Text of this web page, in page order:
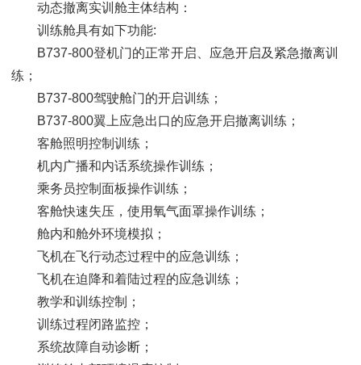
动态撤离实训舱主体结构：
训练舱具有如下功能:
B737-800登机门的正常开启、应急开启及紧急撤离训
练；
B737-800驾驶舱门的开启训练；
B737-800翼上应急出口的应急开启撤离训练；
客舱照明控制训练；
机内广播和内话系统操作训练；
乘务员控制面板操作训练；
客舱快速失压，使用氧气面罩操作训练；
舱内和舱外环境模拟；
飞机在飞行动态过程中的应急训练；
飞机在迫降和着陆过程的应急训练；
教学和训练控制；
训练过程闭路监控；
系统故障自动诊断；